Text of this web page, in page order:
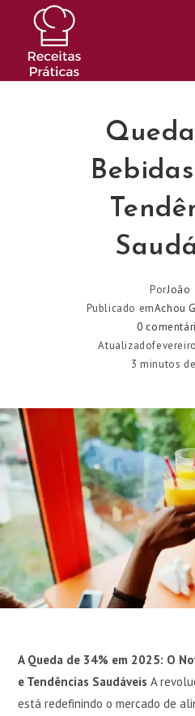
conteúdo
PorJoão
Publicado emAchou
0
Atualizado
3 minutos
A Queda de 34% em 2025: O
e Tendências Saudáveis A
está redefinindo o mercado de